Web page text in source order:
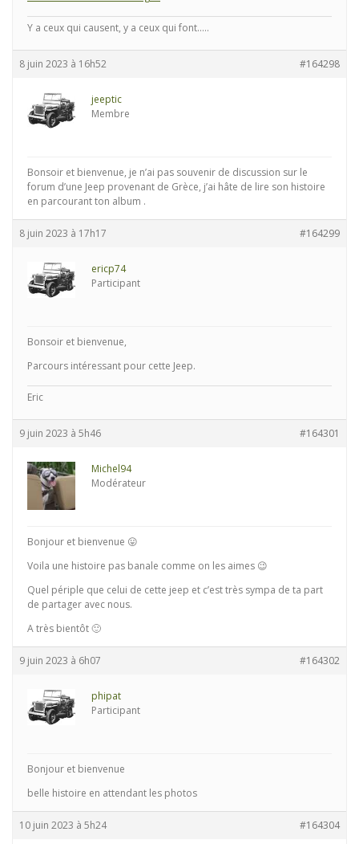
Y a ceux qui causent, y a ceux qui font.....
8 juin 2023 à 16h52 #164298
jeeptic
Membre
Bonsoir et bienvenue, je n’ai pas souvenir de discussion sur le
forum d’une Jeep provenant de Grèce, j’ai hâte de lire son histoire
en parcourant ton album .
8 juin 2023 à 17h17 #164299
ericp74
Participant
Bonsoir et bienvenue,
Parcours intéressant pour cette Jeep.
Eric
9 juin 2023 à 5h46 #164301
Michel94
Modérateur
Bonjour et bienvenue 😛
Voila une histoire pas banale comme on les aimes 😉
Quel périple que celui de cette jeep et c’est très sympa de ta part
de partager avec nous.
A très bientôt 🙂
9 juin 2023 à 6h07 #164302
phipat
Participant
Bonjour et bienvenue
belle histoire en attendant les photos
10 juin 2023 à 5h24 #164304